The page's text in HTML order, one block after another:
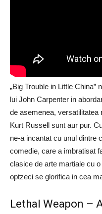
„Big Trouble in Little
lui John Carpenter in
de asemenea, versatilitatea
Kurt Russell sunt aur pur.
ne-a incantat cu unul dintre
comedie, care a imbratisat
clasice de arte martiale cu
optzeci se glorifica in cea
Lethal Weapon –